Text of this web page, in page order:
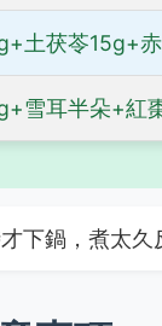
土茯苓15g+
雪耳半朵+紅
下鍋，煮太久